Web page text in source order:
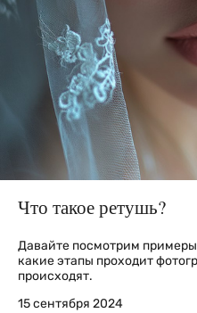
Что такое ретушь?
Давайте посмотрим
какие этапы проходит
происходят.
15 сентября 2024